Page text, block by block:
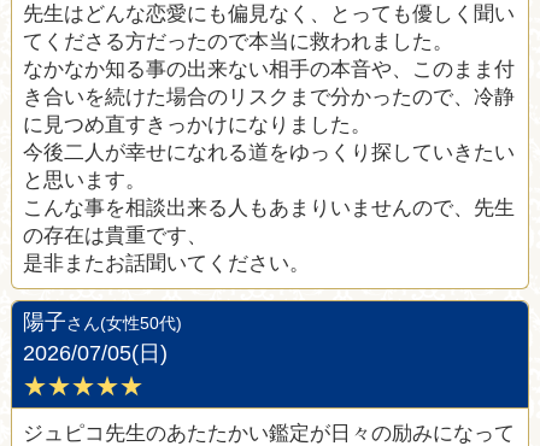
先生はどんな恋愛にも偏見なく、とっても優しく聞い
てくださる方だったので本当に救われました。
なかなか知る事の出来ない相手の本音や、このまま付
き合いを続けた場合のリスクまで分かったので、冷静
に見つめ直すきっかけになりました。
今後二人が幸せになれる道をゆっくり探していきたい
と思います。
こんな事を相談出来る人もあまりいませんので、先生
の存在は貴重です、
是非またお話聞いてください。
陽子さん(女性50代)
2026/07/05(日)
★★★★★
ジュピコ先生のあたたかい鑑定が日々の励みになって